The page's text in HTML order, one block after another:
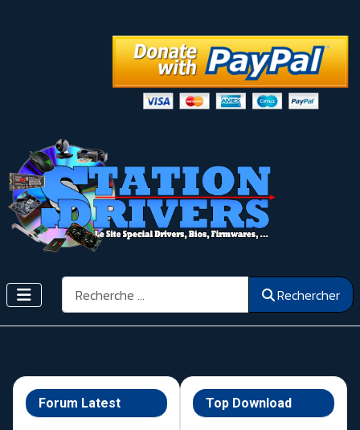
Rechercher Rechercher
Forum Latest Top Download